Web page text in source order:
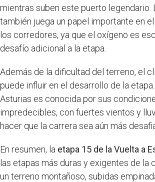
mientras suben este puerto legendario.
también juega un papel importante en
los corredores, ya que el oxígeno es
desafío adicional a la etapa.
Además de la dificultad del terreno, el
puede influir en el desarrollo de la
Asturias es conocida por sus
impredecibles, con fuertes vientos y
hacer que la carrera sea aún más
En resumen, la etapa 15 de la Vuelta a
las etapas más duras y exigentes de la
un terreno montañoso, subidas